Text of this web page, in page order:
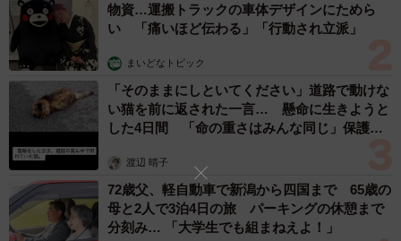
物資…運搬トラックの車体デザインにためら
い 「痛いほど伝わる」「行動され立派」
まいどなトピック
「そのままにしといてください」道路で動けな
い猫を前に返された一言… 懸命に生きようと
した4日間 「命の重さはみんな同じ」保護団
渡辺 晴子
72歳父、軽自動車で新潟から四国まで 65歳の
母と2人で3泊4日の旅 パーキングの休憩まで
分刻み… 「大学生でも組まねえよ！」